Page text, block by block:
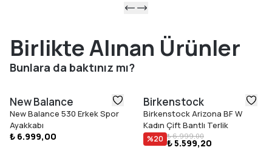
Birlikte Alınan Ürünler
Bunlara da baktınız mı?
New Balance
New Balance 530 Erkek Spor
Ayakkabı
₺ 6.999,00
Birkenstock
Birkenstock Arizona BF W
Kadın Çift Bantlı Terlik
%20 ₺ 6.999,00
₺ 5.599,20